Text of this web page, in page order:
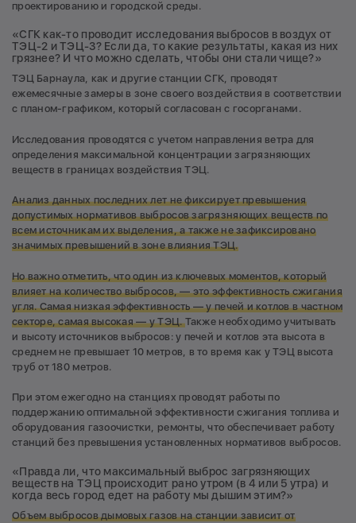
проектированию и городской среды.
«СГК как-то проводит исследования выбросов в воздух от
ТЭЦ-2 и ТЭЦ-3? Если да, то какие результаты, какая из них
грязнее? И что можно сделать, чтобы они стали чище?»
ТЭЦ Барнаула, как и другие станции СГК, проводят
ежемесячные замеры в зоне своего воздействия в соответствии
с планом-графиком, который согласован с госорганами.
Исследования проводятся с учетом направления ветра для
определения максимальной концентрации загрязняющих
веществ в границах воздействия ТЭЦ.
Анализ данных последних лет не фиксирует превышения
допустимых нормативов выбросов загрязняющих веществ по
всем источникам их выделения, а также не зафиксировано
значимых превышений в зоне влияния ТЭЦ.
Но важно отметить, что один из ключевых моментов, который
влияет на количество выбросов, — это эффективность сжигания
угля. Самая низкая эффективность — у печей и котлов в частном
секторе, самая высокая — у ТЭЦ.Также необходимо учитывать
и высоту источников выбросов: у печей и котлов эта высота в
среднем не превышает 10 метров, в то время как у ТЭЦ высота
труб от 180 метров.
При этом ежегодно на станциях проводят работы по
поддержанию оптимальной эффективности сжигания топлива и
оборудования газоочистки, ремонты, что обеспечивает работу
станций без превышения установленных нормативов выбросов.
«Правда ли, что максимальный выброс загрязняющих
веществ на ТЭЦ происходит рано утром (в 4 или 5 утра) и
когда весь город едет на работу мы дышим этим?»
Объем выбросов дымовых газов на станции зависит от